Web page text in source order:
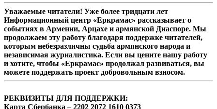
Уважаемые читатели! Уже более тридцати лет
Информационный центр «Еркрамас» рассказывает о
событиях в Армении, Арцахе и армянской Диаспоре. Мы
продолжаем эту работу благодаря поддержке читателей,
которым небезразличны судьба армянского народа и
независимая журналистика. Если вы цените нашу работу
и хотите, чтобы «Еркрамас» продолжал развиваться, вы
можете поддержать проект добровольным взносом.
РЕКВИЗИТЫ ДЛЯ ПОДДЕРЖКИ:
Карта Сбербанка – 2202 2072 1610 0373